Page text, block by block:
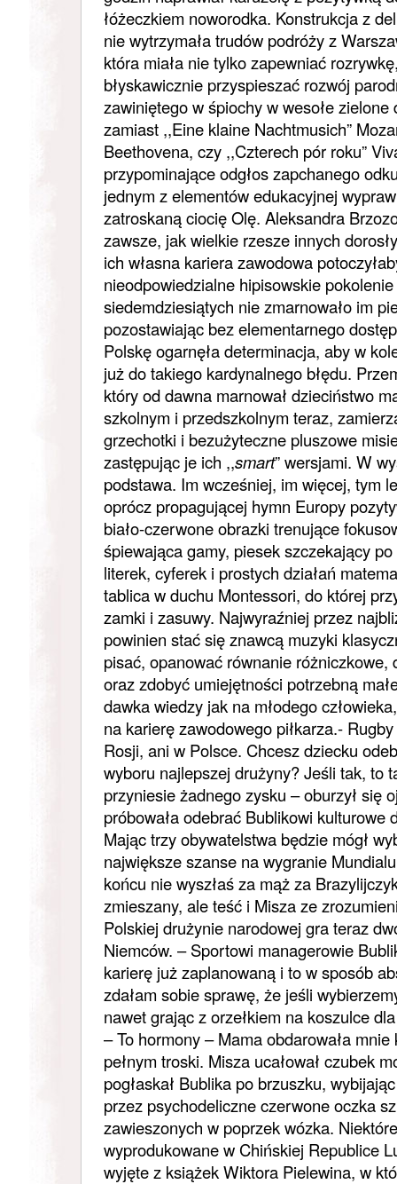
łóżeczkiem noworodka. Konstrukcja z
nie wytrzymała trudów podróży z
która miała nie tylko zapewniać
błyskawicznie przyspieszać rozwój
zawiniętego w śpiochy w wesołe
zamiast ,,Eine klaine Nachtmusich”
Beethovena, czy ,,Czterech pór roku”
przypominające odgłos zapchanego
jednym z elementów edukacyjnej
zatroskaną ciocię Olę. Aleksandra
zawsze, jak wielkie rzesze innych
ich własna kariera zawodowa
nieodpowiedzialne hipisowskie
siedemdziesiątych nie zmarnowało im
pozostawiając bez elementarnego
Polskę ogarnęła determinacja, aby w
już do takiego kardynalnego błędu.
który od dawna marnował dzieciństwo
szkolnym i przedszkolnym teraz,
grzechotki i bezużyteczne pluszowe
zastępując je ich ,,smart” wersjami. W
podstawa. Im wcześniej, im więcej, tym
oprócz propagującej hymn Europy
biało-czerwone obrazki trenujące
śpiewająca gamy, piesek szczekający
literek, cyferek i prostych działań
tablica w duchu Montessori, do której
zamki i zasuwy. Najwyraźniej przez
powinien stać się znawcą muzyki
pisać, opanować równanie
oraz zdobyć umiejętności potrzebną
dawka wiedzy jak na młodego
na karierę zawodowego piłkarza.-
Rosji, ani w Polsce. Chcesz dziecku
wyboru najlepszej drużyny? Jeśli tak, to
przyniesie żadnego zysku – oburzył się
próbowała odebrać Bublikowi kulturowe
Mając trzy obywatelstwa będzie mógł
największe szanse na wygranie
końcu nie wyszłaś za mąż za
zmieszany, ale teść i Misza ze
Polskiej drużynie narodowej gra teraz
Niemców. – Sportowi managerowie
karierę już zaplanowaną i to w sposób
zdałam sobie sprawę, że jeśli
nawet grając z orzełkiem na koszulce
– To hormony – Mama obdarowała
pełnym troski. Misza ucałował czubek
pogłaskał Bublika po brzuszku,
przez psychodeliczne czerwone oczka
zawieszonych w poprzek wózka.
wyprodukowane w Chińskiej Republice
wyjęte z książek Wiktora Pielewina, w